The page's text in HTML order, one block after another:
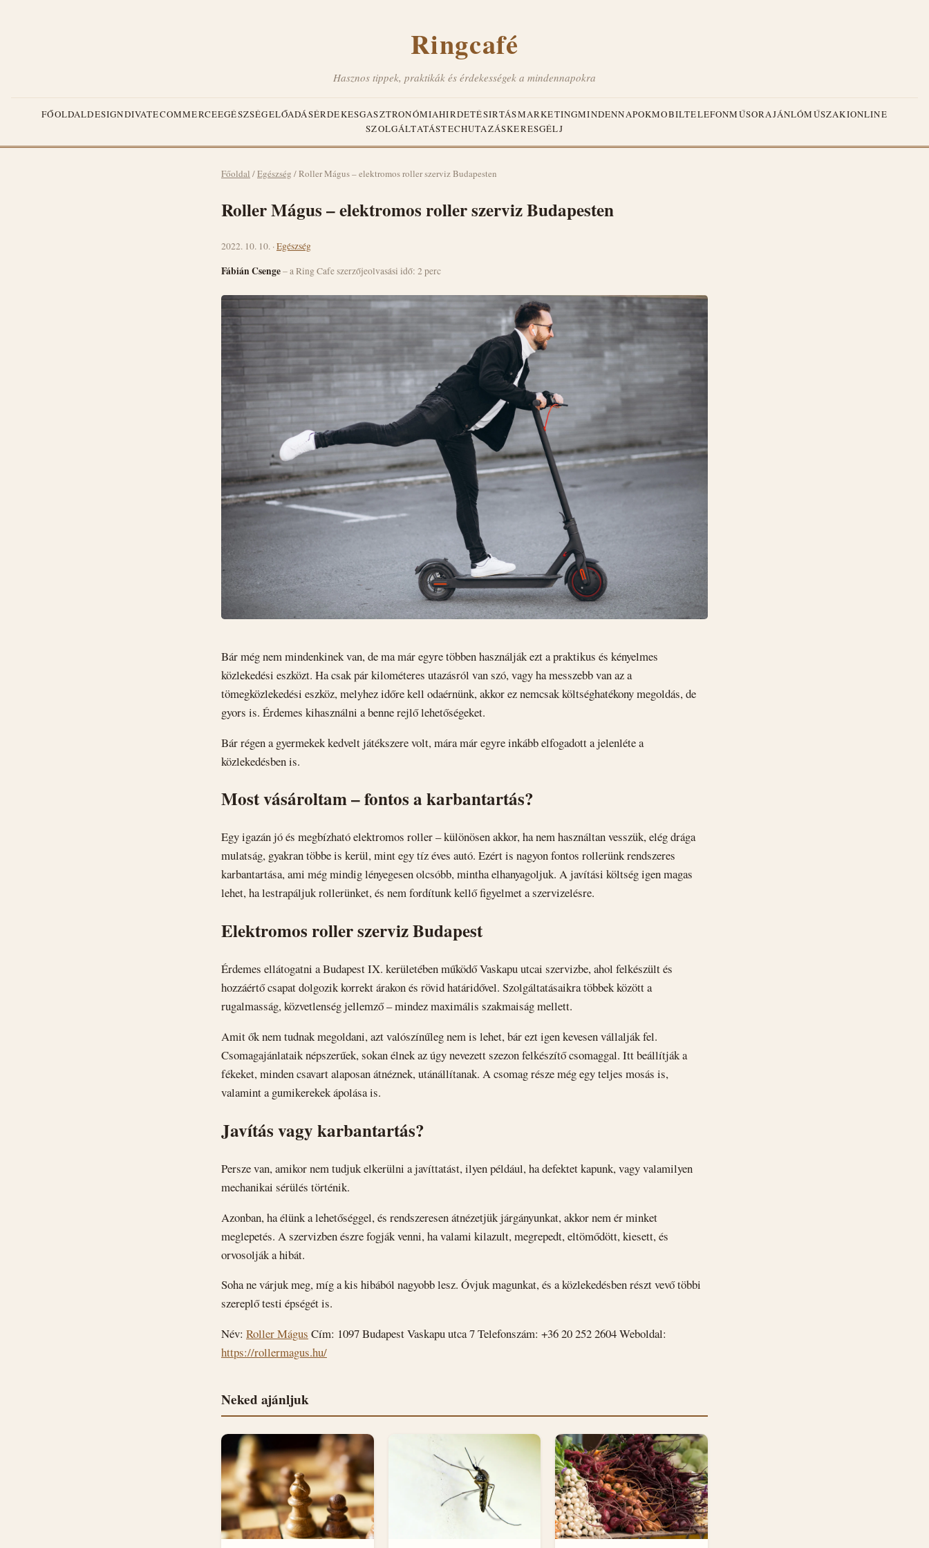
Ringcafé
Hasznos tippek, praktikák és érdekességek a mindennapokra
FŐOLDALDESIGNDIVATECOMMERCEEGÉSZSÉGELŐADÁSÉRDEKESGASZTRONÓMIAHIRDETÉSIRTÁSMARKETINGMINDENNAPOKMOBILTELEFONMŰSORAJÁNLÓMŰSZAKIONLINE
SZOLGÁLTATÁSTECHUTAZÁSKERESGÉLJ
Főoldal /Egészség /Roller Mágus – elektromos roller szerviz Budapesten
Roller Mágus – elektromos roller szerviz Budapesten
2022. 10. 10. ·Egészség
Fábián Csenge– a Ring Cafe szerzőjeolvasási idő: 2 perc
Bár még nem mindenkinek van, de ma már egyre többen használják ezt a praktikus és kényelmes
közlekedési eszközt. Ha csak pár kilométeres utazásról van szó, vagy ha messzebb van az a
tömegközlekedési eszköz, melyhez időre kell odaérnünk, akkor ez nemcsak költséghatékony megoldás, de
gyors is. Érdemes kihasználni a benne rejlő lehetőségeket.
Bár régen a gyermekek kedvelt játékszere volt, mára már egyre inkább elfogadott a jelenléte a
közlekedésben is.
Most vásároltam – fontos a karbantartás?
Egy igazán jó és megbízható elektromos roller – különösen akkor, ha nem használtan vesszük, elég drága
mulatság, gyakran többe is kerül, mint egy tíz éves autó. Ezért is nagyon fontos rollerünk rendszeres
karbantartása, ami még mindig lényegesen olcsóbb, mintha elhanyagoljuk. A javítási költség igen magas
lehet, ha lestrapáljuk rollerünket, és nem fordítunk kellő figyelmet a szervizelésre.
Elektromos roller szerviz Budapest
Érdemes ellátogatni a Budapest IX. kerületében működő Vaskapu utcai szervizbe, ahol felkészült és
hozzáértő csapat dolgozik korrekt árakon és rövid határidővel. Szolgáltatásaikra többek között a
rugalmasság, közvetlenség jellemző – mindez maximális szakmaiság mellett.
Amit ők nem tudnak megoldani, azt valószínűleg nem is lehet, bár ezt igen kevesen vállalják fel.
Csomagajánlataik népszerűek, sokan élnek az úgy nevezett szezon felkészítő csomaggal. Itt beállítják a
fékeket, minden csavart alaposan átnéznek, utánállítanak. A csomag része még egy teljes mosás is,
valamint a gumikerekek ápolása is.
Javítás vagy karbantartás?
Persze van, amikor nem tudjuk elkerülni a javíttatást, ilyen például, ha defektet kapunk, vagy valamilyen
mechanikai sérülés történik.
Azonban, ha élünk a lehetőséggel, és rendszeresen átnézetjük járgányunkat, akkor nem ér minket
meglepetés. A szervizben észre fogják venni, ha valami kilazult, megrepedt, eltömődött, kiesett, és
orvosolják a hibát.
Soha ne várjuk meg, míg a kis hibából nagyobb lesz. Óvjuk magunkat, és a közlekedésben részt vevő többi
szereplő testi épségét is.
Név: Roller Mágus Cím: 1097 Budapest Vaskapu utca 7 Telefonszám: +36 20 252 2604 Weboldal:
https://rollermagus.hu/
Neked ajánljuk